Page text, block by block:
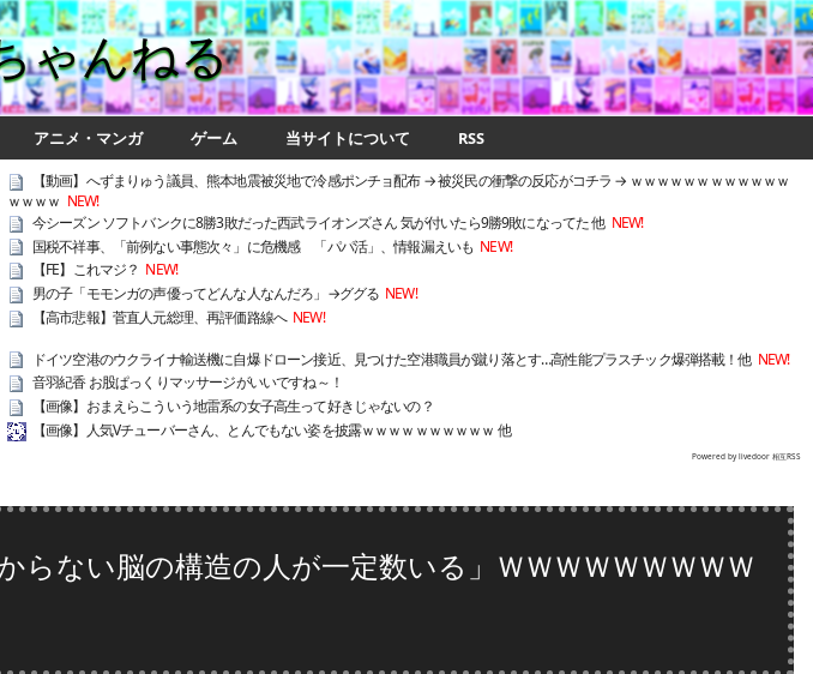
ゃんねる
アニメ・マンガ ゲーム 当サイトについて RSS
【動画】へずまりゅう議員、熊本地震被災地で冷感ポンチョ配布 → 被災民の衝撃の反応がコチラ → ｗｗｗｗｗｗｗｗｗｗｗｗ
ｗｗｗｗ NEW!
今シーズン ソフトバンクに8勝3敗だった西武ライオンズさん 気が付いたら9勝9敗になってた 他 NEW!
国税不祥事、「前例ない事態次々」に危機感 「パパ活」、情報漏えいも NEW!
【FE】これマジ？ NEW!
男の子「モモンガの声優ってどんな人なんだろ」→ググる NEW!
【高市悲報】菅直人元総理、再評価路線へ NEW!
ドイツ空港のウクライナ輸送機に自爆ドローン接近、見つけた空港職員が蹴り落とす…高性能プラスチック爆弾搭載！他 NEW!
音羽紀香 お股ぱっくりマッサージがいいですね～！
【画像】おまえらこういう地雷系の女子高生って好きじゃないの？
【画像】人気Vチューバーさん、とんでもない姿を披露ｗｗｗｗｗｗｗｗｗｗ 他
Powered by livedoor 相互RSS
らない脳の構造の人が一定数いる」ＷＷＷＷＷＷＷＷＷ